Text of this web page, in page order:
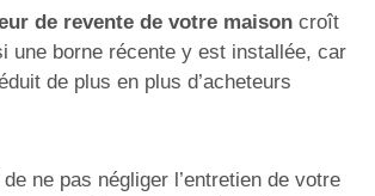
de revente de votre maison croît
une borne récente y est installée, car
de plus en plus d’acheteurs
ne pas négliger l’entretien de votre